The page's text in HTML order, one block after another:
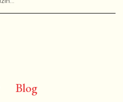
Blog